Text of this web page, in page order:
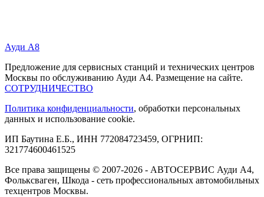
Ауди А8
Предложение для сервисных станций и технических центров
Москвы по обслуживанию Ауди А4. Размещение на сайте.
СОТРУДНИЧЕСТВО
Политика конфиденциальности, обработки персональных
данных и использование cookie.
ИП Баутина Е.Б., ИНН 772084723459, ОГРНИП:
321774600461525
Все права защищены © 2007-2026 - АВТОСЕРВИС Ауди А4,
Фольксваген, Шкода - сеть профессиональных автомобильных
техцентров Москвы.